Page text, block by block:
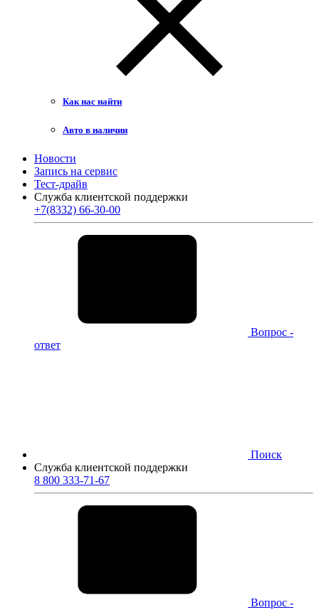
Как нас найти
Авто в наличии
Новости
Запись на сервис
Тест-драйв
Служба клиентской поддержки
+7(8332) 66-30-00
Вопрос -
ответ
Поиск
Служба клиентской поддержки
8 800 333-71-67
Вопрос -